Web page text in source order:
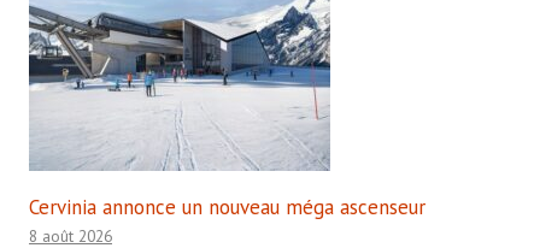
Cervinia annonce un nouveau méga ascenseur
8 août 2026